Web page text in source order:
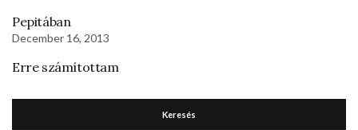
Pepitában
December 16, 2013
Erre számítottam
Keresés